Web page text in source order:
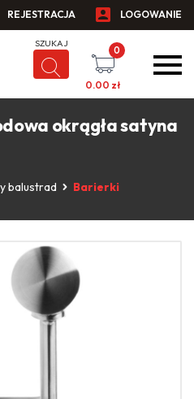
REJESTRACJA LOGOWANIE
0
0.00 zł
okrągła satyna
balustrad Barierki